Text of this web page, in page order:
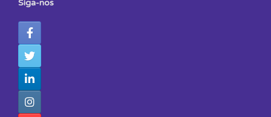
Siga-nos